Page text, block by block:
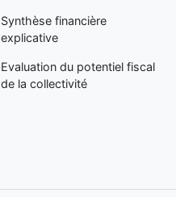
Synthèse financière
explicative
Evaluation du potentiel fiscal
de la collectivité